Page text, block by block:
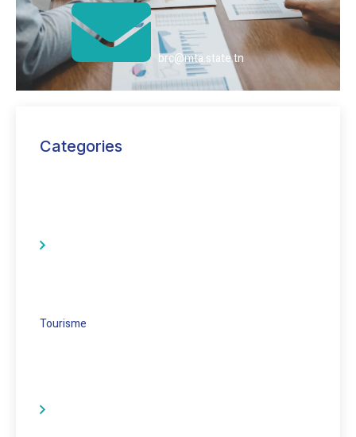
brc@mta.state.tn
Categories
Tourisme